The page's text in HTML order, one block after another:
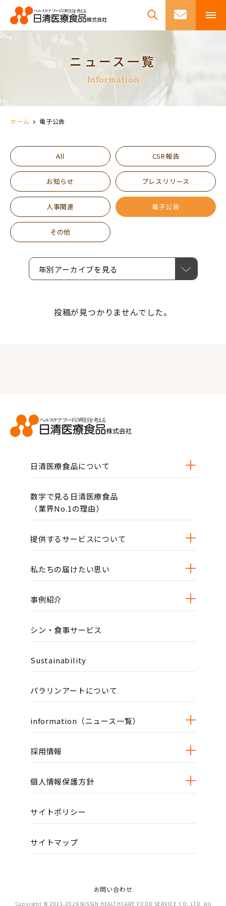
ニュース一覧
Information
ホーム 電子公告
All CSR報告
お知らせ プレスリリース
人事関連 電子公告
その他
年別アーカイブを見る
投稿が見つかりませんでした。
日清医療食品について
数字で見る日清医療食品
（業界No.1の理由）
提供するサービスについて
私たちの届けたい思い
事例紹介
シン・食事サービス
Sustainability
パラリンアートについて
information（ニュース一覧）
採用情報
個人情報保護方針
サイトポリシー
サイトマップ
お問い合わせ
Copyright © 2011-2026 NISSIN HEALTHCARE FOOD SERVICE CO.,LTD. All